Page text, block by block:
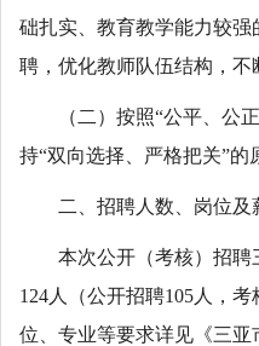
础扎实、教育教学能力较强
聘，优化教师队伍结构，不
（二）按照“公平、公
持“双向选择、严格把关”的
二、招聘人数、岗位及
本次公开（考核）招聘
124人（公开招聘105人，
位、专业等要求详见《三亚